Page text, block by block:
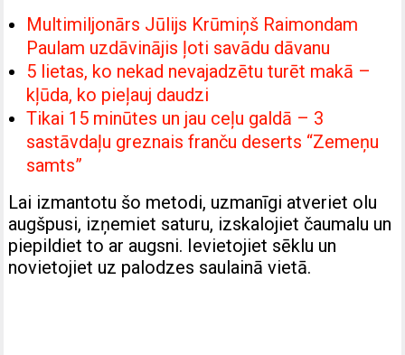
Multimiljonārs Jūlijs Krūmiņš Raimondam
Paulam uzdāvinājis ļoti savādu dāvanu
5 lietas, ko nekad nevajadzētu turēt makā –
kļūda, ko pieļauj daudzi
Tikai 15 minūtes un jau ceļu galdā – 3
sastāvdaļu greznais franču deserts “Zemeņu
samts”
Lai izmantotu šo metodi, uzmanīgi atveriet olu
augšpusi, izņemiet saturu, izskalojiet čaumalu un
piepildiet to ar augsni. Ievietojiet sēklu un
novietojiet uz palodzes saulainā vietā.